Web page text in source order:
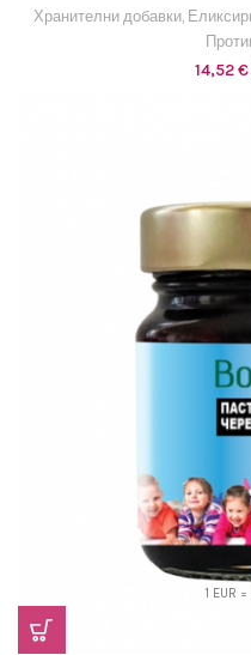
Хранителни добавки,
14,52€
1 EUR